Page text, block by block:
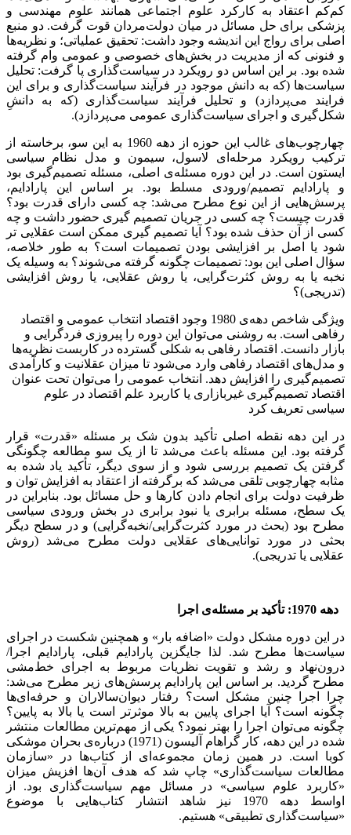
کم‌کم اعتقاد به کارکرد علوم اجتماعی همانند علوم مهندسی و
پزشکی برای حل مسائل در میان دولت‌مردان قوت گرفت. دو منبع
اصلی برای رواج این اندیشه وجود داشت: تحقیق عملیاتی؛ و نظریه‌ها
و فنونی که از مدیریت در بخش‌های خصوصی و عمومی وام گرفته
شده بود. بر این اساس دو رویکرد در سیاست‌گذاری پا گرفت: تحلیل
سیاست‌ها (که به دانش موجود در فرآیند سیاست‌گذاری و برای این
فرایند می‌پردازد) و تحلیل فرآیند سیاست‌گذاری (که به دانشِ
شکل‌گیری و اجرای سیاست‌گذاری عمومی می‌پردازد).
چهارچوب‌های غالب این حوزه از دهه 1960 به این سو، برخاسته از
ترکیب رویکرد مرحله‌ای لاسول، سیمون و مدل نظام سیاسی
ایستون است. در این دوره مسئله‌ی اصلی، مسئله تصمیم‌گیری بود
و پارادایم تصمیم/ورودی مسلط بود. بر اساس این پارادایم،
پرسش‌هایی از این نوع مطرح می‌شد: چه کسی دارای قدرت بود؟
قدرت چیست؟ چه کسی در جریان تصمیم گیری حضور داشت و چه
کسی از آن حذف شده بود؟ آیا تصمیم گیری ممکن است عقلایی تر
شود یا اصل بر افزایشی بودن تصمیمات است؟ به طور خلاصه،
سؤال اصلی این بود: تصمیمات چگونه گرفته می‌شوند؟ به وسیله یک
نخبه یا به روش کثرت‌گرایی، یا روش عقلایی، یا روش افزایشی
(تدریجی)؟
ویژگی شاخص دهه‌ی 1980 وجود اقتصاد انتخاب عمومی و اقتصاد
رفاهی است. به روشنی می‌توان این دوره را پیروزی فردگرایی و
بازار دانست. اقتصاد رفاهی به شکلی گسترده در کاربست نظریه‌ها
و مدل‌های اقتصاد رفاهی وارد می‌شود تا میزان عقلانیت و کارآمدی
تصمیم‌گیری را افزایش دهد. انتخاب عمومی را می‌توان تحت عنوان
اقتصاد تصمیم‌گیری غیربازاری یا کاربرد علم اقتصاد در علوم
سیاسی تعریف کرد
در این دهه نقطه اصلی تأکید بدون شک بر مسئله «قدرت» قرار
گرفته بود. این مسئله باعث می‌شد تا از یک سو مطالعه چگونگی
گرفتن یک تصمیم بررسی شود و از سوی دیگر، تأکید یاد شده به
مثابه چهارچوبی تلقی می‌شد که برگرفته از اعتقاد به افزایش توان و
ظرفیت دولت برای انجام دادن کارها و حل مسائل بود. بنابراین در
یک سطح، مسئله برابری یا نبود برابری در بخش ورودی سیاسی
مطرح بود (بحث در مورد کثرت‌گرایی/نخبه‌گرایی) و در سطح دیگر
بحثی در مورد توانایی‌های عقلایی دولت مطرح می‌شد (روش
عقلایی یا تدریجی).
دهه 1970: تأکید بر مسئله‌ی اجرا
در این دوره مشکل دولت «اضافه بار» و همچنین شکست در اجرای
سیاست‌ها مطرح شد. لذا جایگزین پارادایم قبلی، پارادایم اجرا/
درون‌نهاد و رشد و تقویت نظریات مربوط به اجرای خط‌مشی
مطرح گردید. بر اساس این پارادایم پرسش‌های زیر مطرح می‌شد:
چرا اجرا چنین مشکل است؟ رفتار دیوان‌سالاران و حرفه‌ای‌ها
چگونه است؟ آیا اجرای پایین به بالا موثرتر است یا بالا به پایین؟
چگونه می‌توان اجرا را بهتر نمود؟ یکی از مهم‌ترین مطالعات منتشر
شده در این دهه، کار گراهام آلیسون (1971) درباره‌ی بحران موشکی
کوبا است. در همین زمان مجموعه‌ای از کتاب‌ها در «سازمان
مطالعات سیاست‌گذاری» چاپ شد که هدف آن‌ها افزیش میزان
«کاربرد علوم سیاسی» در مسائل مهم سیاست‌گذاری بود. از
اواسط دهه 1970 نیز شاهد انتشار کتاب‌هایی با موضوع
«سیاست‌گذاری تطبیقی» هستیم.